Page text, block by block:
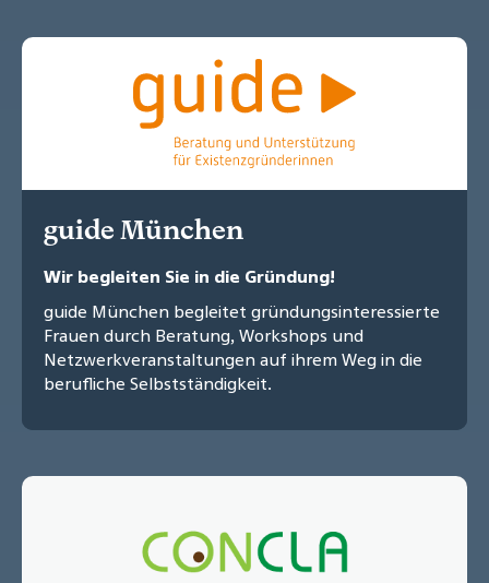
guide München
Wir begleiten Sie in die Gründung!
guide München begleitet gründungsinteressierte
Frauen durch Beratung, Workshops und
Netzwerkveranstaltungen auf ihrem Weg in die
berufliche Selbstständigkeit.